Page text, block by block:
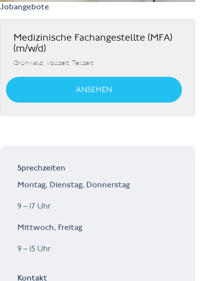
Jobangebote
Medizinische Fachangestellte (MFA)
(m/w/d)
Grünwald, Vollzeit, Teilzeit
ANSEHEN
Sprechzeiten
Montag, Dienstag, Donnerstag
9 – 17 Uhr
Mittwoch, Freitag
9 – 15 Uhr
Kontakt